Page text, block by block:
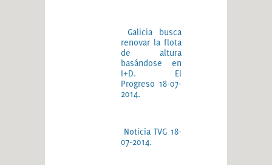
Galicia busca
renovar la flota
de altura
basándose en
I+D. El
Progreso 18-07-
2014.
Noticia TVG 18-
07-2014.